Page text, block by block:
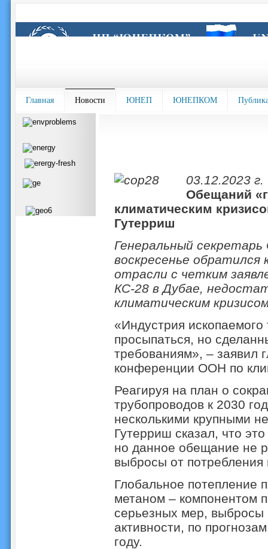
Главная Новости ЮНЕП ЮНЕПКОМ
03.12.2023 г.
Обещаний
климатическим
Гутерриш
Генеральный
воскресенье
отрасли с четким
КС-28 в Дубае,
климатическим
«Индустрия
просыпаться, но
требованиям», – заявил
конференции ООН по
Реагируя на план о
трубопроводов к 2030
несколькими крупными
Гутерриш сказал, что
но данное обещание не
выбросы от
Глобальное потепление
метаном – компонентом
серьезных мер, выбросы
активности, по
году.